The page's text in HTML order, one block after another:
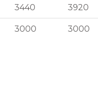
3440 3920
3000 3000